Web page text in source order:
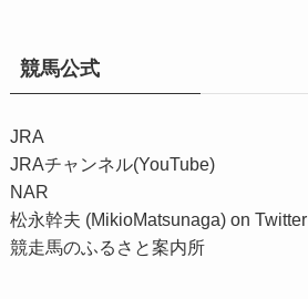
競馬公式
JRA
JRAチャンネル(YouTube)
NAR
松永幹夫 (MikioMatsunaga) on Twitter
競走馬のふるさと案内所